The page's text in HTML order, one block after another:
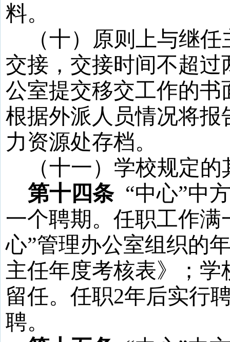
料。
（十）原则上与继
交接，交接时间不超过
公室提交移交工作的书
根据外派人员情况将
力资源处存档。
（十一）学校规定
第十四条 “中心”中
一个聘期。任职工作
心”管理办公室组织的
主任年度考核表》；
留任。任职2年后实行
聘。